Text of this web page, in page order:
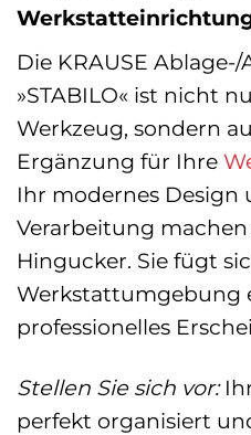
Die KRAUSE
»STABILO« ist nicht
Werkzeug, sondern
Ergänzung für Ihre
Ihr modernes
Verarbeitung
Hingucker. Sie fügt
Werkstattumgebung
professionelles
Stellen Sie sich vor:
perfekt organisiert